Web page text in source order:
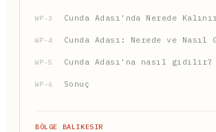
WP-3 Cunda Adası'nda Nerede
WP-4 Cunda Adası: Nerede ve
WP-5 Cunda Adası'na nasıl gidilir?
WP-6 Sonuç
BÖLGE BALIKESIR